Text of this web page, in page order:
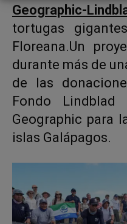
Geographic-
tortugas
Floreana.Un
durante más de
de las
Fondo Lindblad
Geographic para
islas Galápagos.